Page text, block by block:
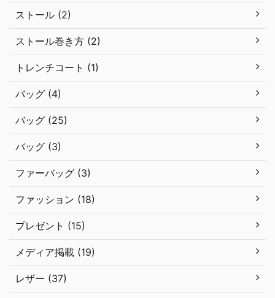
ストール (2)
ストール巻き方 (2)
トレンチコート (1)
バッグ (4)
バッグ (25)
バッグ (3)
ファーバッグ (3)
ファッション (18)
プレゼント (15)
メディア掲載 (19)
レザー (37)